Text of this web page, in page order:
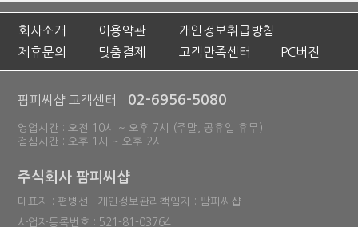
회사소개 이용약관
개인정보취급방침
제휴문의
맞춤결제 고객만족센터 PC버전
팜피씨샵 고객센터 02-6956-5080
영업시간 : 오전 10시 ~ 오후 7시 (주말, 공휴일 휴무)
점심시간 : 오후 1시 ~ 오후 2시
주식회사 팜피씨샵
대표자 : 편병선 | 개인정보관리책임자 : 팜피씨샵
사업자등록번호 : 521-81-03764